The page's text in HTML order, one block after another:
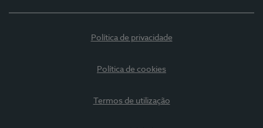
Política de privacidade
Política de cookies
Termos de utilização